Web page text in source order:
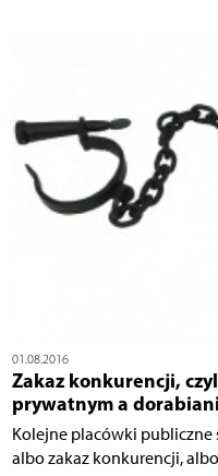
01.08.2016
Zakaz konkurencji,
prywatnym a
Kolejne placówki publiczne
albo zakaz konkurencji,